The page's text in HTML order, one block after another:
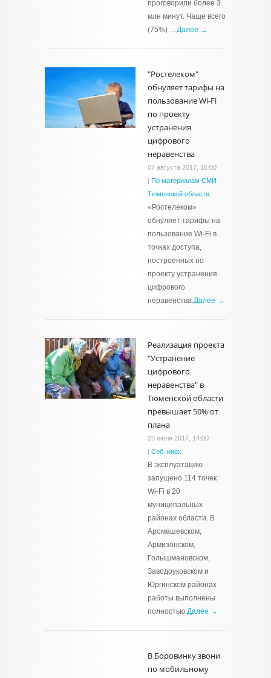
проговорили более 3
млн минут. Чаще всего
(75%) …Далее →
"Ростелеком"
обнуляет тарифы на
пользование Wi-Fi
по проекту
устранения
цифрового
неравенства
07 августа 2017, 16:00
| По материалам СМИ
Тюменской области
«Ростелеком»
обнуляет тарифы на
пользование Wi-Fi в
точках доступа,
построенных по
проекту устранения
цифрового
неравенства.Далее →
Реализация проекта
"Устранение
цифрового
неравенства" в
Тюменской области
превышает 50% от
плана
23 июля 2017, 14:00
| Соб. инф.
В эксплуатацию
запущено 114 точек
Wi-Fi в 20
муниципальных
районах области. В
Аромашевском,
Армизонском,
Голышмановском,
Заводоуковском и
Юргинском районах
работы выполнены
полностью.Далее →
В Боровинку звони
по мобильному